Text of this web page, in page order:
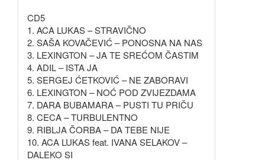
CD5
1. ACA LUKAS – STRAVIČNO
2. SAŠA KOVAČEVIĆ – PONOSNA NA NAS
3. LEXINGTON – JA TE SREĆOM ČASTIM
4. ADIL – ISTA JA
5. SERGEJ ĆETKOVIĆ – NE ZABORAVI
6. LEXINGTON – NOĆ POD ZVIJEZDAMA
7. DARA BUBAMARA – PUSTI TU PRIČU
8. CECA – TURBULENTNO
9. RIBLJA ČORBA – DA TEBE NIJE
10. ACA LUKAS feat. IVANA SELAKOV –
DALEKO SI